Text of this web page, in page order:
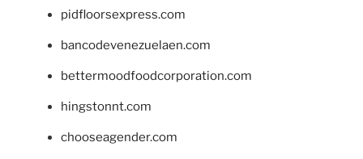
pidfloorsexpress.com
bancodevenezuelaen.com
bettermoodfoodcorporation.com
hingstonnt.com
chooseagender.com